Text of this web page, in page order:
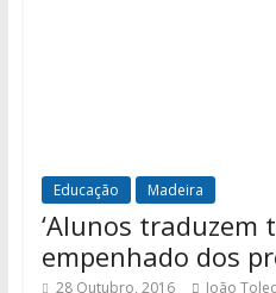
Educação Madeira
‘Alunos traduzem
empenhado dos
28 Outubro, 2016 João